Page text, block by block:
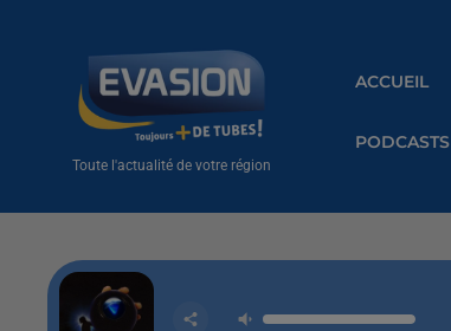
Toute l'actualité de votre région
ACCUEIL
PODCASTS